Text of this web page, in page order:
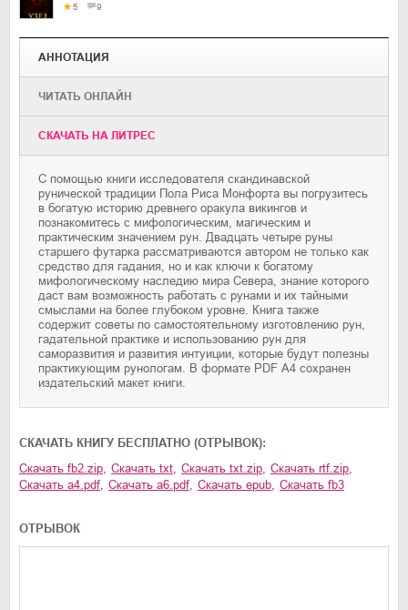
5 9
АННОТАЦИЯ
ЧИТАТЬ ОНЛАЙН
CКАЧАТЬ НА ЛИТРЕС
С помощью книги исследователя скандинавской
рунической традиции Пола Риса Монфорта вы погрузитесь
в богатую историю древнего оракула викингов и
познакомитесь с мифологическим, магическим и
практическим значением рун. Двадцать четыре руны
старшего футарка рассматриваются автором не только как
средство для гадания, но и как ключи к богатому
мифологическому наследию мира Севера, знание которого
даст вам возможность работать с рунами и их тайными
смыслами на более глубоком уровне. Книга также
содержит советы по самостоятельному изготовлению рун,
гадательной практике и использованию рун для
саморазвития и развития интуиции, которые будут полезны
практикующим рунологам. В формате PDF A4 сохранен
издательский макет книги.
CКАЧАТЬ КНИГУ БЕСПЛАТНО (ОТРЫВОК):
Скачать fb2.zip Скачать txt Скачать txt.zip Скачать rtf.zip
Скачать a4.pdf Скачать a6.pdf Скачать epub Скачать fb3
ОТРЫВОК